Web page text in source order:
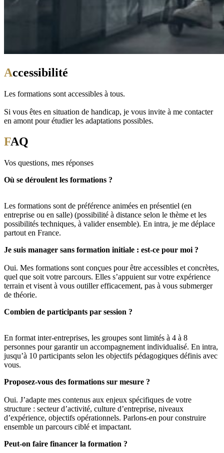
Accessibilité
Les formations sont accessibles à tous.
Si vous êtes en situation de handicap, je vous invite à me contacter
en amont pour étudier les adaptations possibles.
FAQ
Vos questions, mes réponses
Où se déroulent les formations ?
Les formations sont de préférence animées en présentiel (en
entreprise ou en salle) (possibilité à distance selon le thème et les
possibilités techniques, à valider ensemble). En intra, je me déplace
partout en France.
Je suis manager sans formation initiale : est-ce pour moi ?
Oui. Mes formations sont conçues pour être accessibles et concrètes,
quel que soit votre parcours. Elles s’appuient sur votre expérience
terrain et visent à vous outiller efficacement, pas à vous submerger
de théorie.
Combien de participants par session ?
En format inter-entreprises, les groupes sont limités à 4 à 8
personnes pour garantir un accompagnement individualisé. En intra,
jusqu’à 10 participants selon les objectifs pédagogiques définis avec
vous.
Proposez-vous des formations sur mesure ?
Oui. J’adapte mes contenus aux enjeux spécifiques de votre
structure : secteur d’activité, culture d’entreprise, niveaux
d’expérience, objectifs opérationnels. Parlons-en pour construire
ensemble un parcours ciblé et impactant.
Peut-on faire financer la formation ?